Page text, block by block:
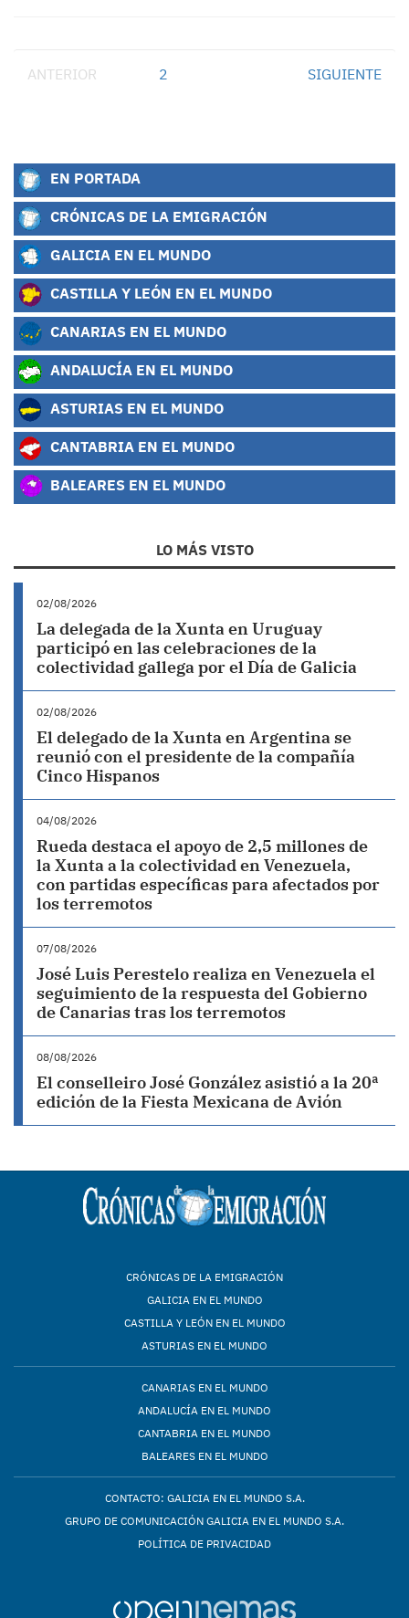
ANTERIOR 2 SIGUIENTE
EN PORTADA
CRÓNICAS DE LA EMIGRACIÓN
GALICIA EN EL MUNDO
CASTILLA Y LEÓN EN EL MUNDO
CANARIAS EN EL MUNDO
ANDALUCÍA EN EL MUNDO
ASTURIAS EN EL MUNDO
CANTABRIA EN EL MUNDO
BALEARES EN EL MUNDO
LO MÁS VISTO
02/08/2026
La delegada de la Xunta en Uruguay
participó en las celebraciones de la
colectividad gallega por el Día de Galicia
02/08/2026
El delegado de la Xunta en Argentina se
reunió con el presidente de la compañía
Cinco Hispanos
04/08/2026
Rueda destaca el apoyo de 2,5 millones de
la Xunta a la colectividad en Venezuela,
con partidas específicas para afectados por
los terremotos
07/08/2026
José Luis Perestelo realiza en Venezuela el
seguimiento de la respuesta del Gobierno
de Canarias tras los terremotos
08/08/2026
El conselleiro José González asistió a la 20ª
edición de la Fiesta Mexicana de Avión
CRÓNICAS DE LA EMIGRACIÓN
GALICIA EN EL MUNDO
CASTILLA Y LEÓN EN EL MUNDO
ASTURIAS EN EL MUNDO
CANARIAS EN EL MUNDO
ANDALUCÍA EN EL MUNDO
CANTABRIA EN EL MUNDO
BALEARES EN EL MUNDO
CONTACTO: GALICIA EN EL MUNDO S.A.
GRUPO DE COMUNICACIÓN GALICIA EN EL MUNDO S.A.
POLÍTICA DE PRIVACIDAD